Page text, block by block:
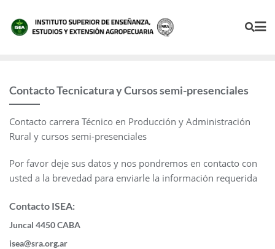
Contacto Tecnicatura y Cursos semi-presenciales
Contacto carrera Técnico en Producción y Administración
Rural y cursos semi-presenciales
Por favor deje sus datos y nos pondremos en contacto con
usted a la brevedad para enviarle la información requerida
Contacto ISEA:
Juncal 4450 CABA
isea@sra.org.ar